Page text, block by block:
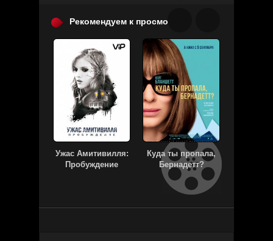
Рекомендуем к просмотру:
Ужас Амитивилля:
Пробуждение
Куда ты пропала,
Бернадетт?